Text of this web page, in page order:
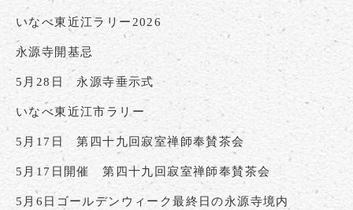
いなべ東近江ラリー2026
永源寺開基忌
5月28日 永源寺垂示式
いなべ東近江市ラリー
5月17日 第四十九回寂室禅師奉賛茶会
5月17日開催 第四十九回寂室禅師奉賛茶会
5月6日ゴールデンウィーク最終日の永源寺境内